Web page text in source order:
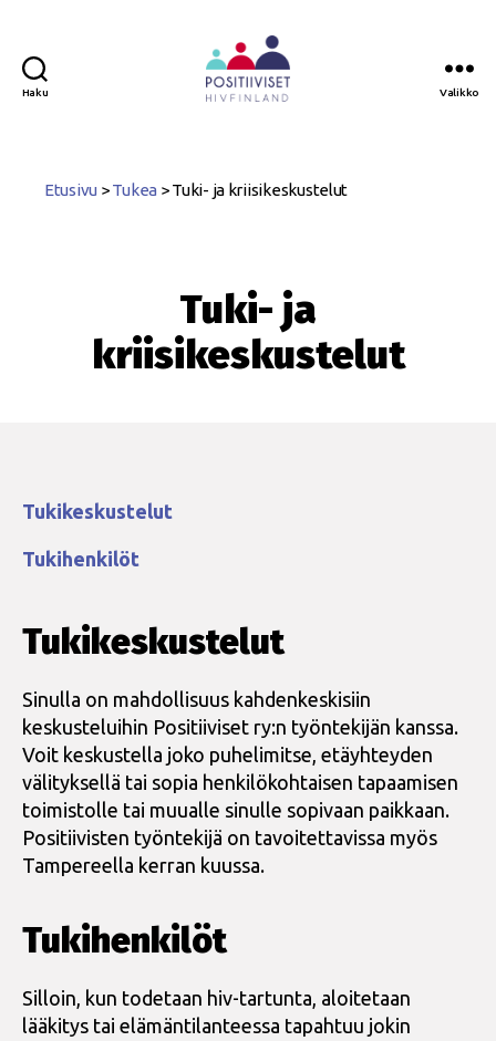
Haku Valikko
Etusivu >Tukea >Tuki- ja kriisikeskustelut
Tuki- ja
kriisikeskustelut
Tukikeskustelut
Tukihenkilöt
Tukikeskustelut
Sinulla on mahdollisuus kahdenkeskisiin
keskusteluihin Positiiviset ry:n työntekijän kanssa.
Voit keskustella joko puhelimitse, etäyhteyden
välityksellä tai sopia henkilökohtaisen tapaamisen
toimistolle tai muualle sinulle sopivaan paikkaan.
Positiivisten työntekijä on tavoitettavissa myös
Tampereella kerran kuussa.
Tukihenkilöt
Silloin, kun todetaan hiv-tartunta, aloitetaan
lääkitys tai elämäntilanteessa tapahtuu jokin